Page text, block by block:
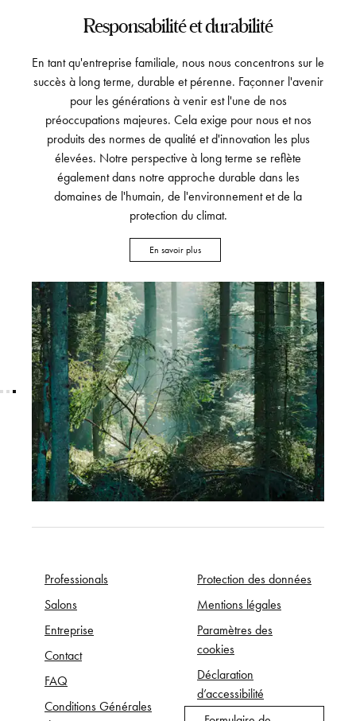
Responsabilité et durabilité
En tant qu'entreprise familiale, nous nous concentrons sur le
succès à long terme, durable et pérenne. Façonner l'avenir
pour les générations à venir est l'une de nos
préoccupations majeures. Cela exige pour nous et nos
produits des normes de qualité et d'innovation les plus
élevées. Notre perspective à long terme se reflète
également dans notre approche durable dans les
domaines de l'humain, de l'environnement et de la
protection du climat.
En savoir plus
Professionals
Salons
Entreprise
Contact
FAQ
Conditions Générales
Protection des données
Mentions légales
Paramètres des
cookies
Déclaration
d’accessibilité